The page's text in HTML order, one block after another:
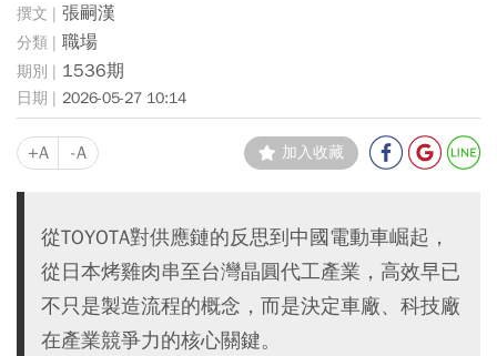
張嗣漢
職場
1536期
2026-05-27 10:14
+A -A 加入收藏
從TOYOTA對供應鏈的反思到中國電動車崛起，
從日本烤雞肉串至台灣晶圓代工產業，高效早已
不只是製造流程的概念，而是決定車廠、科技廠
在產業競爭力的核心關鍵。